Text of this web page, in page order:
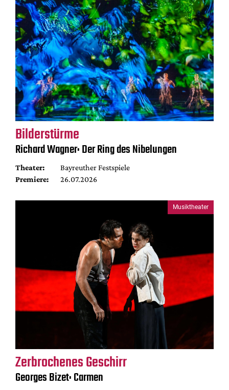
Bilderstürme
Richard Wagner: Der Ring des Nibelungen
Theater:
Bayreuther Festspiele
Premiere:
26.07.2026
Musiktheater
Zerbrochenes Geschirr
Georges Bizet: Carmen